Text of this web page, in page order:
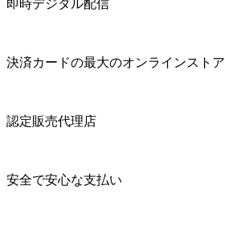
即時デジタル配信
決済カードの最大のオンラインストア
認定販売代理店
安全で安心な支払い